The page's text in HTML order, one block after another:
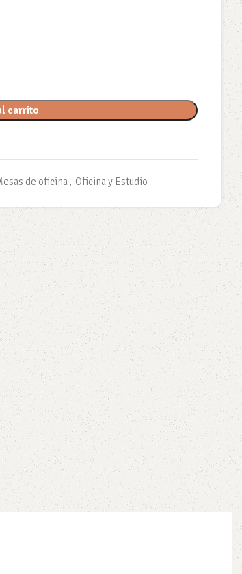
carrito
de oficina, Oficina y Estudio